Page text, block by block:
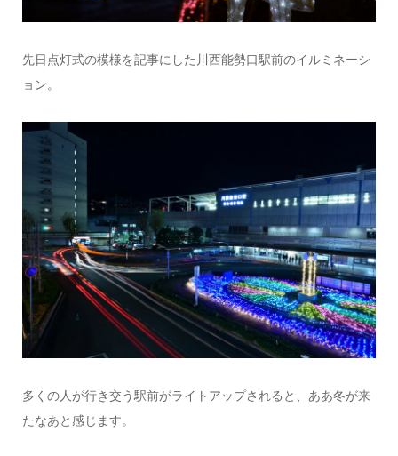
先日点灯式の模様を記事にした川西能勢口駅前のイルミネーシ
ョン。
多くの人が行き交う駅前がライトアップされると、ああ冬が来
たなあと感じます。